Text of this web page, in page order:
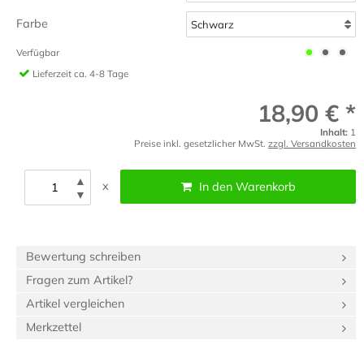
Farbe
Verfügbar
Lieferzeit ca. 4-8 Tage
18,90 € *
Inhalt: 1
Preise inkl. gesetzlicher MwSt. zzgl. Versandkosten
▲
▼
x In den Warenkorb
Bewertung schreiben
Fragen zum Artikel?
Artikel vergleichen
Merkzettel